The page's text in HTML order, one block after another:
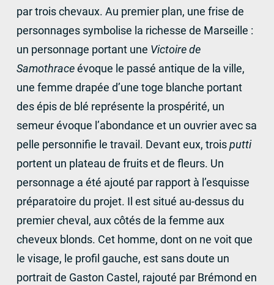
par trois chevaux. Au premier plan, une frise de
personnages symbolise la richesse de Marseille :
un personnage portant une Victoire de
Samothraceévoque le passé antique de la ville,
une femme drapée d’une toge blanche portant
des épis de blé représente la prospérité, un
semeur évoque l’abondance et un ouvrier avec sa
pelle personnifie le travail. Devant eux, troisputti
portent un plateau de fruits et de fleurs. Un
personnage a été ajouté par rapport à l’esquisse
préparatoire du projet. Il est situé au-dessus du
premier cheval, aux côtés de la femme aux
cheveux blonds. Cet homme, dont on ne voit que
le visage, le profil gauche, est sans doute un
portrait de Gaston Castel, rajouté par Brémond en